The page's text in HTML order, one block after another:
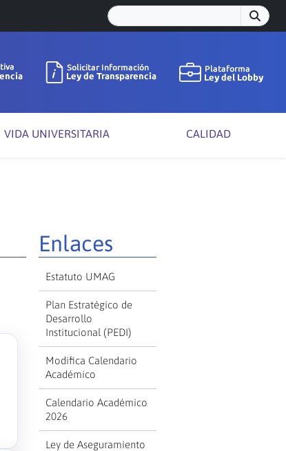
VIDA UNIVERSITARIA CALIDAD
Enlaces
Estatuto UMAG
Plan Estratégico de
Desarrollo
Institucional (PEDI)
Modifica Calendario
Académico
Calendario Académico
2026
Ley de Aseguramiento